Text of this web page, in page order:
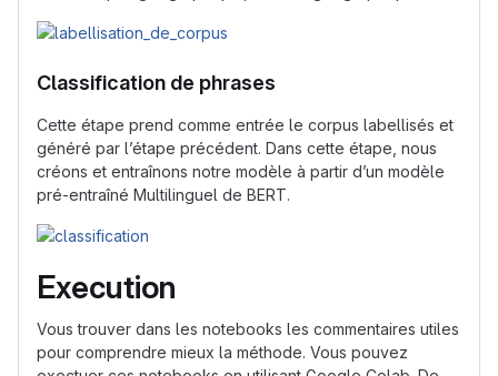
Classification de phrases
Cette étape prend comme entrée le corpus labellisés et
généré par l’étape précédent. Dans cette étape, nous
créons et entraînons notre modèle à partir d’un modèle
pré-entraîné Multilinguel de BERT.
Execution
Vous trouver dans les notebooks les commentaires utiles
pour comprendre mieux la méthode. Vous pouvez